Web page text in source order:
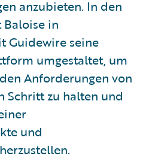
anzubieten. In den
Baloise in
Guidewire seine
umgestaltet, um
Anforderungen von
Schritt zu halten und
und